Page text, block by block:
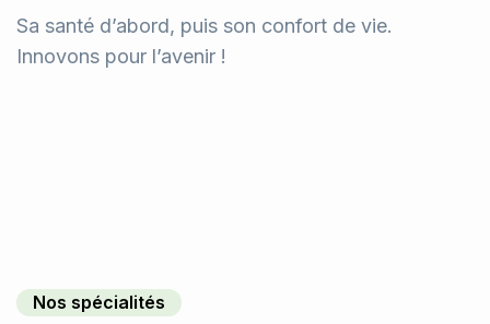
Sa santé d’abord, puis son confort de vie.
Innovons pour l’avenir !
Nos spécialités